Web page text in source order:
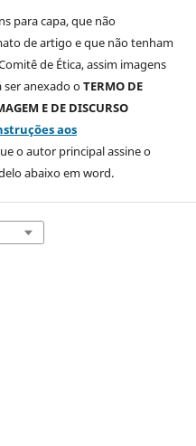
para capa, que não
de artigo e que não tenham
de Ética, assim imagens
ser anexado oTERMO DE
E DE DISCURSO
aos
o autor principal assine o
abaixo em word.